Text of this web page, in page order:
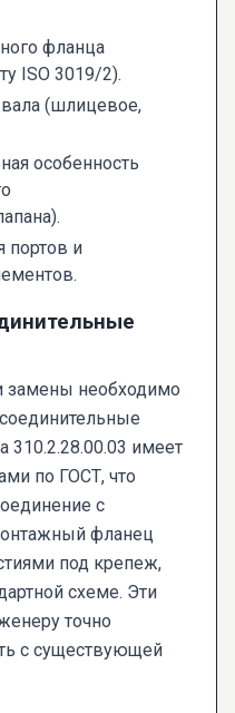
фланца
ISO 3019/2).
(шлицевое,
особенность
портов и
замены необходимо
310.2.28.00.03 имеет
по ГОСТ, что
с
фланец
под крепеж,
схеме. Эти
точно
с существующей